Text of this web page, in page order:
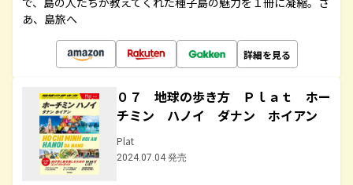
あ、島旅へ
詳細を見る
０７ 地球の歩き方 Ｐｌａｔ ホー
チミン ハノイ ダナン ホイアン
Plat
2024.07.04 発売